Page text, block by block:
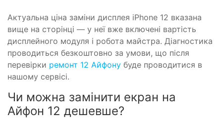
Актуальна ціна заміни дисплея iPhone 12 вказана
вище на сторінці — у неї вже включені вартість
дисплейного модуля і робота майстра. Діагностика
проводиться безкоштовно за умови, що після
перевірки ремонт 12 Айфону буде проводитися в
нашому сервісі.
Чи можна замінити екран на
Айфон 12 дешевше?